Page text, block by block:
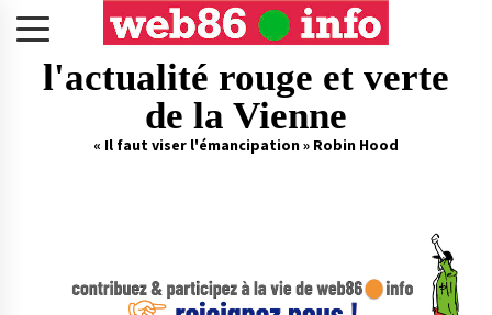
l'actualité rouge et verte
de la Vienne
« Il faut viser l'émancipation » Robin Hood